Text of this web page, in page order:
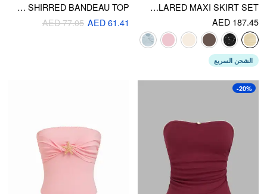
V-NECK TWIST RUCHED TOP & MID RISE RUCHED FLARED MAXI SKIRT SET
AED 187.45
الشحن السريع
COTTON POINTELLE SWEETHEART KNOTTED SHIRRED BANDEAU TOP
AED 61.41
AED 77.05
-20%